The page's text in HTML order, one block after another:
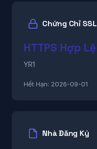
Chứng Chỉ SSL
HTTPS Hợp Lệ
YR1
Hết Hạn: 2026-09-01
Nhà Đăng Ký